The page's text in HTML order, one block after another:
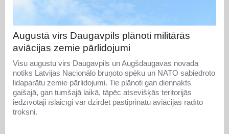
Augustā virs Daugavpils plānoti militārās
aviācijas zemie pārlidojumi
Visu augustu virs Daugavpils un Augšdaugavas novada
notiks Latvijas Nacionālo bruņoto spēku un NATO sabiedroto
lidaparātu zemie pārlidojumi. Tie plānoti gan diennakts
gaišajā, gan tumšajā laikā, tāpēc atsevišķās teritorijās
iedzīvotāji īslaicīgi var dzirdēt pastiprinātu aviācijas radīto
troksni.